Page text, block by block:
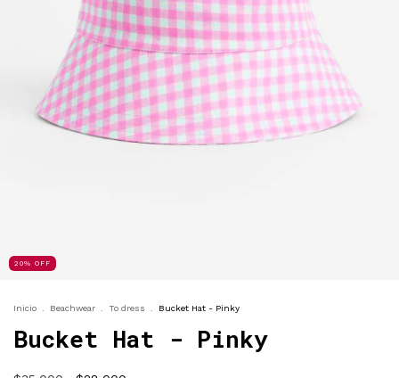
20% OFF
Inicio Beachwear To dress Bucket Hat - Pinky
Bucket Hat - Pinky